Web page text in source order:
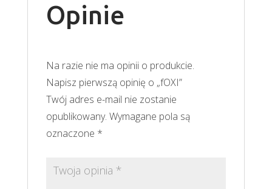
Opinie
Na razie nie ma opinii o produkcie.
Napisz pierwszą opinię o „fOXI”
Twój adres e-mail nie zostanie
opublikowany. Wymagane pola są
oznaczone *